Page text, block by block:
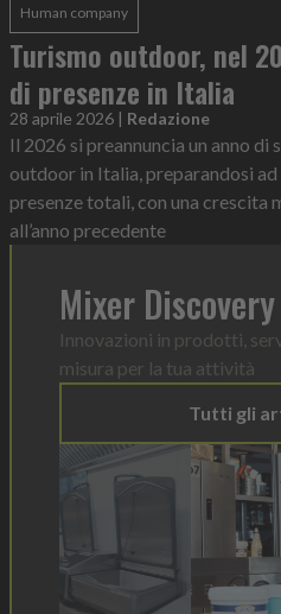
Human company
Turismo outdoor, nel
di presenze in Italia
28 aprile 2026 | Redazione
Il 2026 si preannuncia un anno
outdoor in Italia, preparandosi
presenze totali, con una crescita
all’anno precedente
Mixer Discovery
Innovazioni in prodotti,
misura per la tua attività
Tutti gli